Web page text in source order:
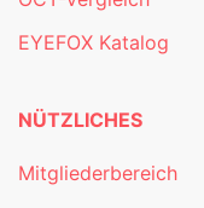
EYEFOX Katalog
NÜTZLICHES
Mitgliederbereich